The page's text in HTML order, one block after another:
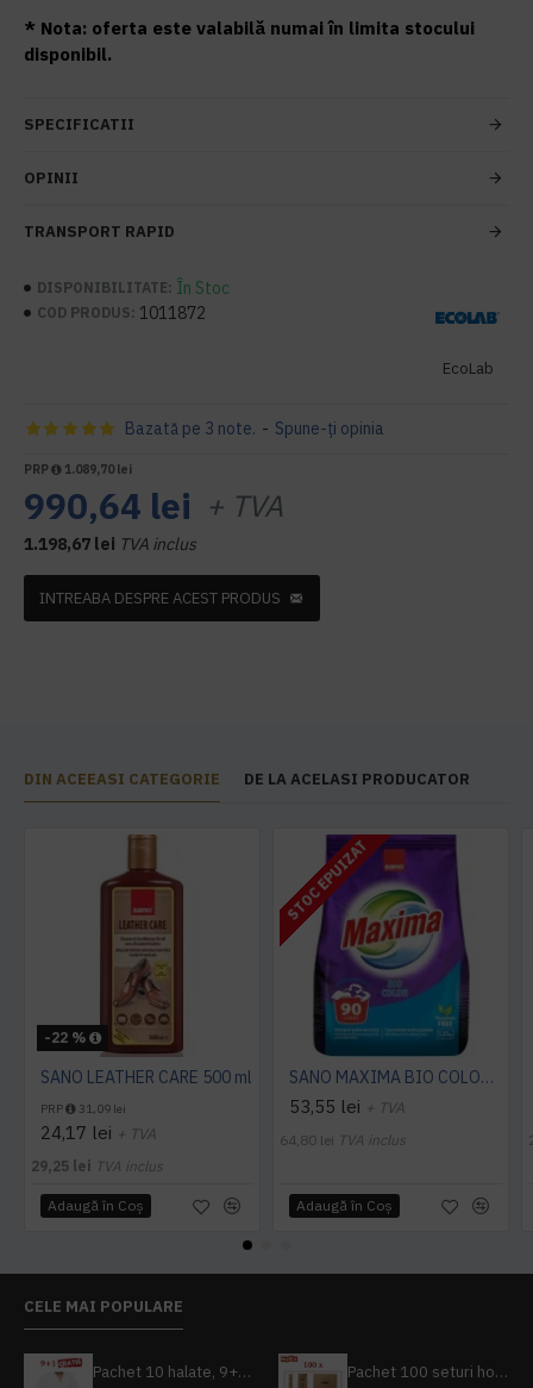
* Nota: oferta este valabilă numai în limita stocului
disponibil.
SPECIFICATII
OPINII
TRANSPORT RAPID
DISPONIBILITATE: În Stoc
COD PRODUS: 1011872
EcoLab
Bazată pe 3 note. - Spune-ţi opinia
PRP 1.089,70 lei
990,64 lei + TVA
1.198,67 lei TVA inclus
INTREABA DESPRE ACEST PRODUS
DIN ACEEASI CATEGORIE DE LA ACELASI PRODUCATOR
-22 %
SANO LEATHER CARE 500 ml
PRP 31,09 lei
24,17 lei + TVA
29,25 lei TVA inclus
Adaugă în Coş
STOC EPUIZAT
SANO MAXIMA BIO COLOR DETERGENT PUDRA, 3.25 Kg
53,55 lei + TVA
64,80 lei TVA inclus
Adaugă în Coş
CELE MAI POPULARE
Pachet 10 halate, 9+1 gratuit Pachet 100 seturi hoteliere, set dentar, set barbierit, casca de dus, pila unghii, set cusut